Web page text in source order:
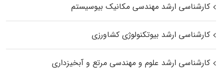
کارشناسی ارشد مهندسی مکانیک بیوسیستم
کارشناسی ارشد بیوتکنولوژی کشاورزی
کارشناسی ارشد علوم و مهندسی مرتع و آبخیزداری